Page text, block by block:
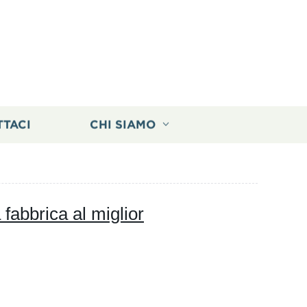
CHI SIAMO
al miglior